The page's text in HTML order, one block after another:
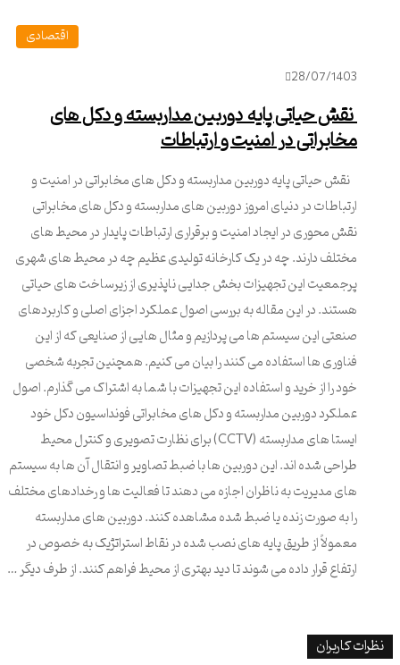
اقتصادی
28/07/1403
نقش حیاتی پایه دوربین مداربسته و دکل های
مخابراتی در امنیت و ارتباطات
نقش حیاتی پایه دوربین مداربسته و دکل های مخابراتی در امنیت و
ارتباطات در دنیای امروز دوربین های مداربسته و دکل های مخابراتی
نقش محوری در ایجاد امنیت و برقراری ارتباطات پایدار در محیط های
مختلف دارند. چه در یک کارخانه تولیدی عظیم چه در محیط های شهری
پرجمعیت این تجهیزات بخش جدایی ناپذیری از زیرساخت های حیاتی
هستند. در این مقاله به بررسی اصول عملکرد اجزای اصلی و کاربردهای
صنعتی این سیستم ها می پردازیم و مثال هایی از صنایعی که از این
فناوری ها استفاده می کنند را بیان می کنیم. همچنین تجربه شخصی
خود را از خرید و استفاده این تجهیزات با شما به اشتراک می گذارم. اصول
عملکرد دوربین مداربسته و دکل های مخابراتی فونداسیون دکل خود
ایستا های مداربسته (CCTV) برای نظارت تصویری و کنترل محیط
طراحی شده اند. این دوربین ها با ضبط تصاویر و انتقال آن ها به سیستم
های مدیریت به ناظران اجازه می دهند تا فعالیت ها و رخدادهای مختلف
را به صورت زنده یا ضبط شده مشاهده کنند. دوربین های مداربسته
معمولاً از طریق پایه های نصب شده در نقاط استراتژیک به خصوص در
ارتفاع قرار داده می شوند تا دید بهتری از محیط فراهم کنند. از طرف دیگر …
نظرات کاربران